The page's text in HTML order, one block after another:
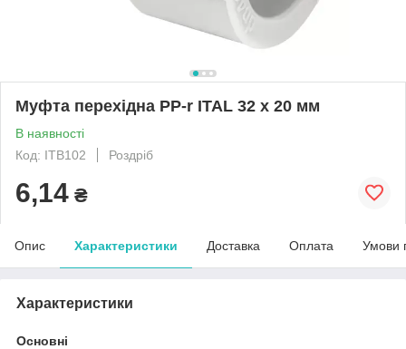
Муфта перехідна PP-r ITAL 32 x 20 мм
В наявності
Код: ITB102
Роздріб
6,14 ₴
Опис Характеристики Доставка Оплата Умови
Характеристики
Основні